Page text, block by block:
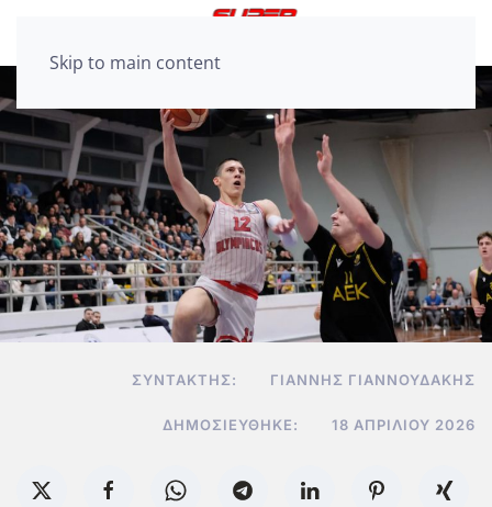
Skip to main content
ΣΥΝΤΆΚΤΗΣ: ΓΙΆΝΝΗΣ ΓΙΑΝΝΟΥΔΆΚΗΣ
ΔΗΜΟΣΙΕΎΘΗΚΕ: 18 ΑΠΡΙΛΊΟΥ 2026